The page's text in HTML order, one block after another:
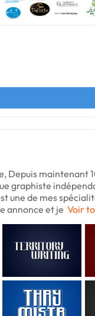
Depuis maintenant
graphiste
une de mes
annonce et je Voir